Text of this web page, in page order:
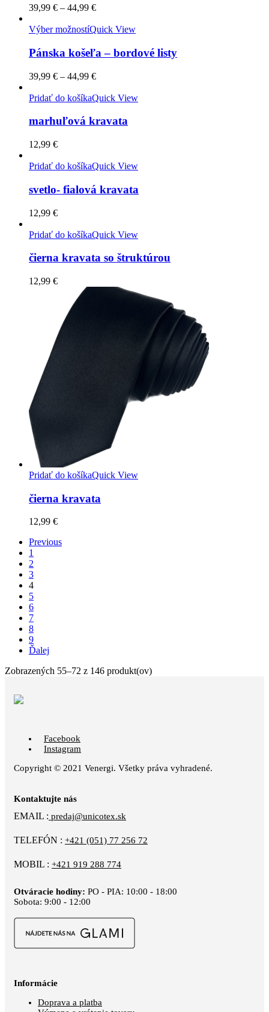
39,99 € – 44,99 €
Výber možnostíQuick View
Pánska košeľa – bordové listy
39,99 € – 44,99 €
Pridať do košíkaQuick View
marhuľová kravata
12,99 €
Pridať do košíkaQuick View
svetlo- fialová kravata
12,99 €
Pridať do košíkaQuick View
čierna kravata so štruktúrou
12,99 €
Pridať do košíkaQuick View
čierna kravata
12,99 €
Previous
1
2
3
4
5
6
7
8
9
Ďalej
Zobrazených 55–72 z 146 produkt(ov)
Facebook
Instagram
Copyright © 2021 Venergi. Všetky práva vyhradené.
Kontaktujte nás
EMAIL : predaj@unicotex.sk
TELEFÓN : +421 (051) 77 256 72
MOBIL : +421 919 288 774
Otváracie hodiny: PO - PIA: 10:00 - 18:00
Sobota: 9:00 - 12:00
Informácie
Doprava a platba